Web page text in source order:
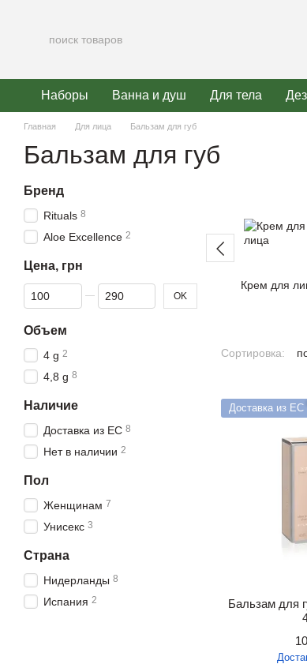
Наборы Ванна и душ Для тела
Главная Для лица Бальзам для губ
Бальзам для губ
Крем для
Сортировка:
Доставка из ЕС
Бальзам для
Бренд
Rituals 8
Aloe Excellence 2
Цена, грн
От Цена, грн
До Цена, грн OK
Объем
4 g 2
4,8 g 8
Наличие
Доставка из ЕС 8
Нет в наличии 2
Пол
Женщинам 7
Унисекс 3
Страна
Нидерланды 8
Испания 2